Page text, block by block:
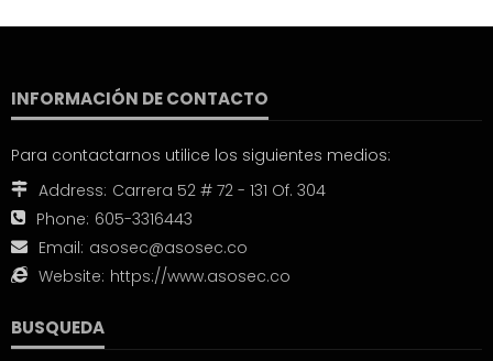
INFORMACIÓN DE CONTACTO
Para contactarnos utilice los siguientes medios:
Address: Carrera 52 # 72 - 131 Of. 304
Phone: 605-3316443
Email: asosec@asosec.co
Website: https://www.asosec.co
BUSQUEDA